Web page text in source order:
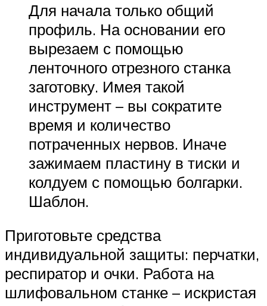
Для начала только общий
профиль. На основании его
вырезаем с помощью
ленточного отрезного станка
заготовку. Имея такой
инструмент – вы сократите
время и количество
потраченных нервов. Иначе
зажимаем пластину в тиски и
колдуем с помощью болгарки.
Шаблон.
Приготовьте средства
индивидуальной защиты: перчатки,
респиратор и очки. Работа на
шлифовальном станке – искристая